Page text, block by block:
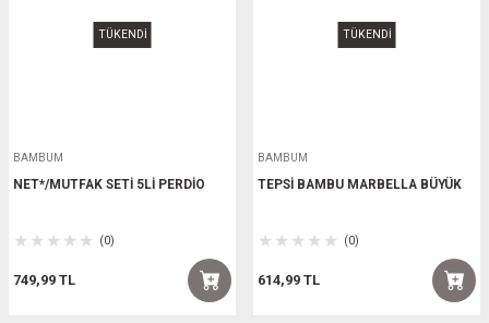
TÜKENDİ
BAMBUM
NET*/MUTFAK SETİ 5Lİ PERDİO
(0)
749,99 TL
TÜKENDİ
BAMBUM
TEPSİ BAMBU MARBELLA BÜYÜK
(0)
614,99 TL